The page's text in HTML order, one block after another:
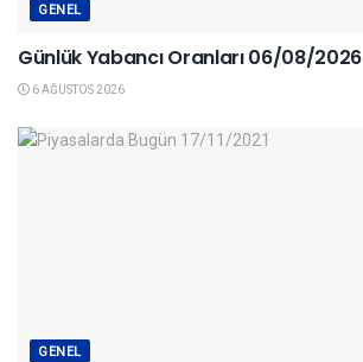
GENEL
Günlük Yabancı Oranları 06/08/2026
6 AĞUSTOS 2026
GENEL